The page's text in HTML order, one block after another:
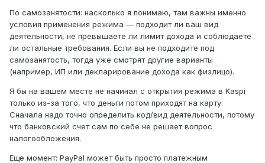
По самозанятости: насколько я понимаю, там важны именно
условия применения режима — подходит ли ваш вид
деятельности, не превышаете ли лимит дохода и соблюдаете
ли остальные требования. Если вы не подходите под
самозанятость, тогда уже смотрят другие варианты
(например, ИП или декларирование дохода как физлицо).
Я бы на вашем месте не начинал с открытия режима в Kaspi
только из-за того, что деньги потом приходят на карту.
Сначала надо точно определить код/вид деятельности, потому
что банковский счет сам по себе не решает вопрос
налогообложения.
Еще момент: PayPal может быть просто платежным